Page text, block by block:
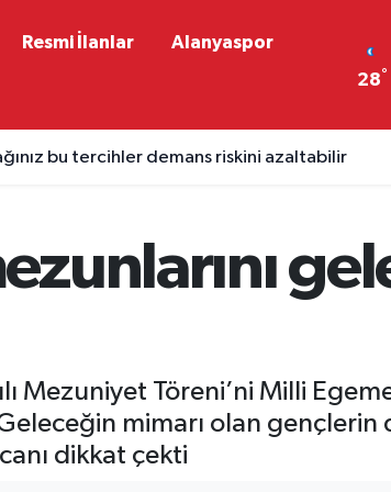
Resmi İlanlar Alanyaspor
28°
bu tercihler demans riskini azaltabilir
Mezuniyet Töreni’ni Milli
mimarı olan gençlerin
dikkat çekti